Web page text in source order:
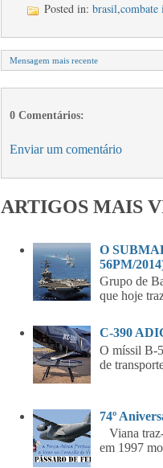
Posted in: brasil,combate
Mensagem mais recente
0 Comentários:
Enviar um comentário
ARTIGOS MAIS
O
56PM/
Grupo de
que hoje
C-390
O míssil B-
de
74º
Viana
em 1997